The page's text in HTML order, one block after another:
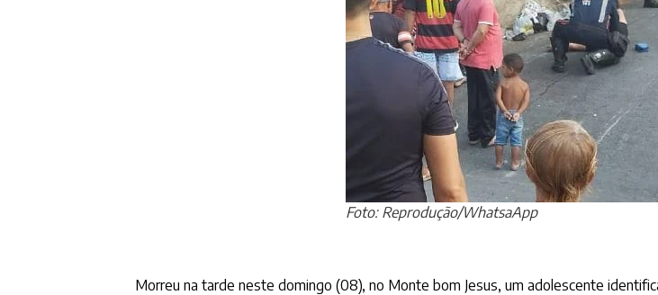
Foto: Reprodução/WhatsaApp
Morreu na tarde neste domingo (08), no Monte bom Jesus, um adolescente